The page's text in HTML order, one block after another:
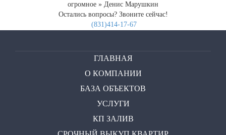
огромное » Денис Марушкин
Остались вопросы? Звоните сейчас!
(831)414-17-67
ГЛАВНАЯ
О КОМПАНИИ
БАЗА ОБЪЕКТОВ
УСЛУГИ
КП ЗАЛИВ